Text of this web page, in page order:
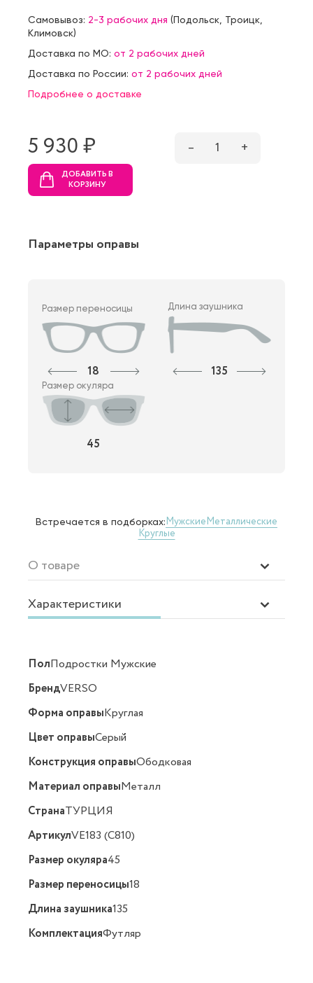
Самовывоз: 2-3 рабочих дня (Подольск Троицк
Климовск)
Доставка по МО: от 2 рабочих дней
Доставка по России: от 2 рабочих дней
Подробнее о доставке
5 930 ₷ – 1 +
ДОБАВИТЬ В
КОРЗИНУ
Параметры оправы
Размер переносицы
18
Длина заушника
135
Размер окуляра
45
Встречается в подборках:МужскиеМеталлические
Круглые
О товаре
Характеристики
ПолПодростки Мужские
БрендVERSO
Форма оправыКруглая
Цвет оправыСерый
Конструкция оправыОбодковая
Материал оправыМеталл
СтранаТУРЦИЯ
АртикулVE183 (C810)
Размер окуляра45
Размер переносицы18
Длина заушника135
КомплектацияФутляр